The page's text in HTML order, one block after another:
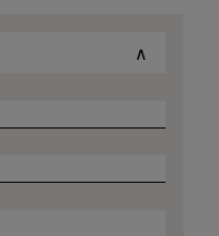
∧